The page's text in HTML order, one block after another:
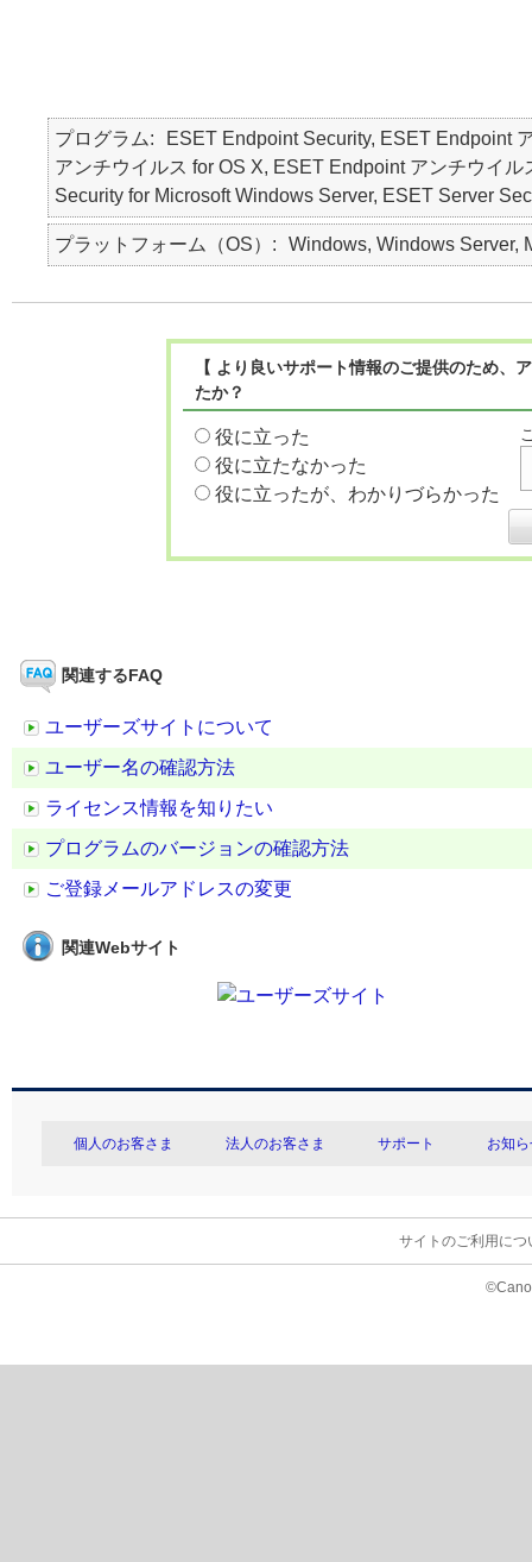
プログラム
ESET Endpoint Security, ESET Endpoint
アンチウイルス for OS X, ESET Endpoint アンチウイ
Security for Microsoft Windows Server, ESET Server
プラットフォーム（OS） Windows, Windows Server,
【 より良いサポート情報のご提供のため
たか？
役に立った
役に立たなかった
役に立ったが、わかりづらかった
関連するFAQ
ユーザーズサイトについて
ユーザー名の確認方法
ライセンス情報を知りたい
プログラムのバージョンの確認方法
ご登録メールアドレスの変更
関連Webサイト
個人のお客さま 法人のお客さま サポート お知
サイトのご利用につ